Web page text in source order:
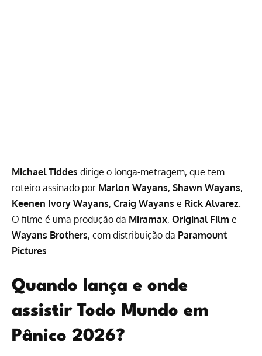
Michael Tiddes dirige o longa-metragem, que tem
roteiro assinado por Marlon Wayans, Shawn Wayans,
Keenen Ivory Wayans, Craig Wayans e Rick Alvarez
O filme é uma produção da Miramax, Original Film e
Wayans Brothers, com distribuição da Paramount
Pictures
Quando lança e onde
assistir Todo Mundo em
Pânico 2026?